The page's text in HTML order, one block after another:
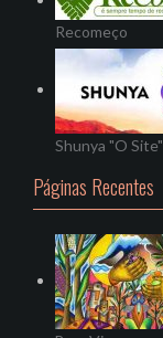
Recomeço
Shunya "O Site"
Páginas Recentes